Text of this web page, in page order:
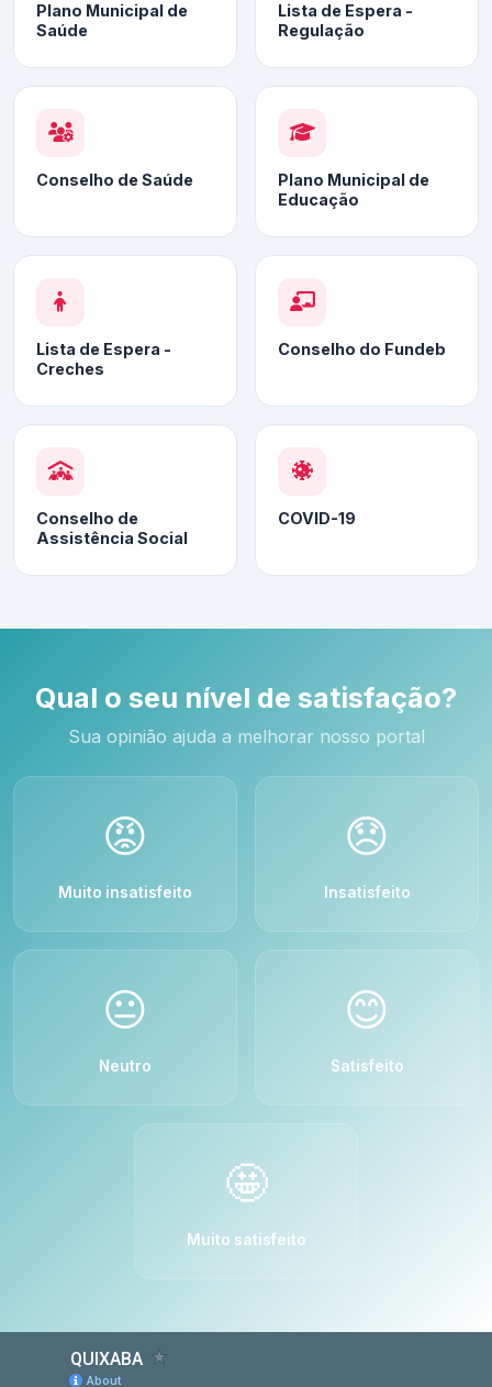
Plano Municipal de
Saúde
Lista de Espera -
Regulação
Conselho de Saúde
Plano Municipal de
Educação
Lista de Espera -
Creches
Conselho do Fundeb
Conselho de
Assistência Social
COVID-19
Qual o seu nível de satisfação?
Sua opinião ajuda a melhorar nosso portal
😡
Muito insatisfeito
😞
Insatisfeito
😐
Neutro
😊
Satisfeito
🤩
Muito satisfeito